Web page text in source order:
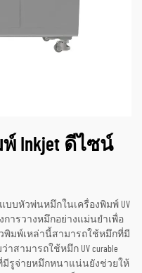
Inkjet ดีไซน์
บหัวพ่นหมึกในเครื่องพิมพ์ UV
งการวางหมึกอย่างแม่นยำเพื่อ
พิมพ์เหล่านี้สามารถใช้หมึกที่มี
ามารถใช้หมึก UV curable
มีรูจ่ายหมึกหนาแน่นยังช่วยให้